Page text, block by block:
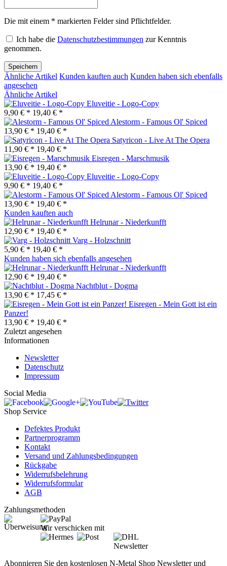
Die mit einem * markierten Felder sind Pflichtfelder.
Ich habe die Datenschutzbestimmungen zur Kenntnis
genommen.
Speichern
Ähnliche Artikel Kunden kauften auch Kunden haben sich ebenfalls
angesehen
Ähnliche Artikel
Eluveitie - Logo-Copy
9,90 € * 19,40 € *
Alestorm - Famous Ol' Spiced
13,90 € * 19,40 € *
Satyricon - Live At The Opera
11,90 € * 19,40 € *
Eisregen - Marschmusik
13,90 € * 19,40 € *
Eluveitie - Logo-Copy
9,90 € * 19,40 € *
Alestorm - Famous Ol' Spiced
13,90 € * 19,40 € *
Kunden kauften auch
Helrunar - Niederkunfft
12,90 € * 19,40 € *
Varg - Holzschnitt
5,90 € * 19,40 € *
Kunden haben sich ebenfalls angesehen
Helrunar - Niederkunfft
12,90 € * 19,40 € *
Nachtblut - Dogma
13,90 € * 17,45 € *
Eisregen - Mein Gott ist ein
Panzer!
13,90 € * 19,40 € *
Zuletzt angesehen
Informationen
Newsletter
Datenschutz
Impressum
Social Media
Shop Service
Defektes Produkt
Partnerprogramm
Kontakt
Versand und Zahlungsbedingungen
Rückgabe
Widerrufsbelehrung
Widerrufsformular
AGB
Zahlungsmethoden
Wir verschicken mit
Newsletter
Abonnieren Sie den kostenlosen N-Metal Shop Newsletter und